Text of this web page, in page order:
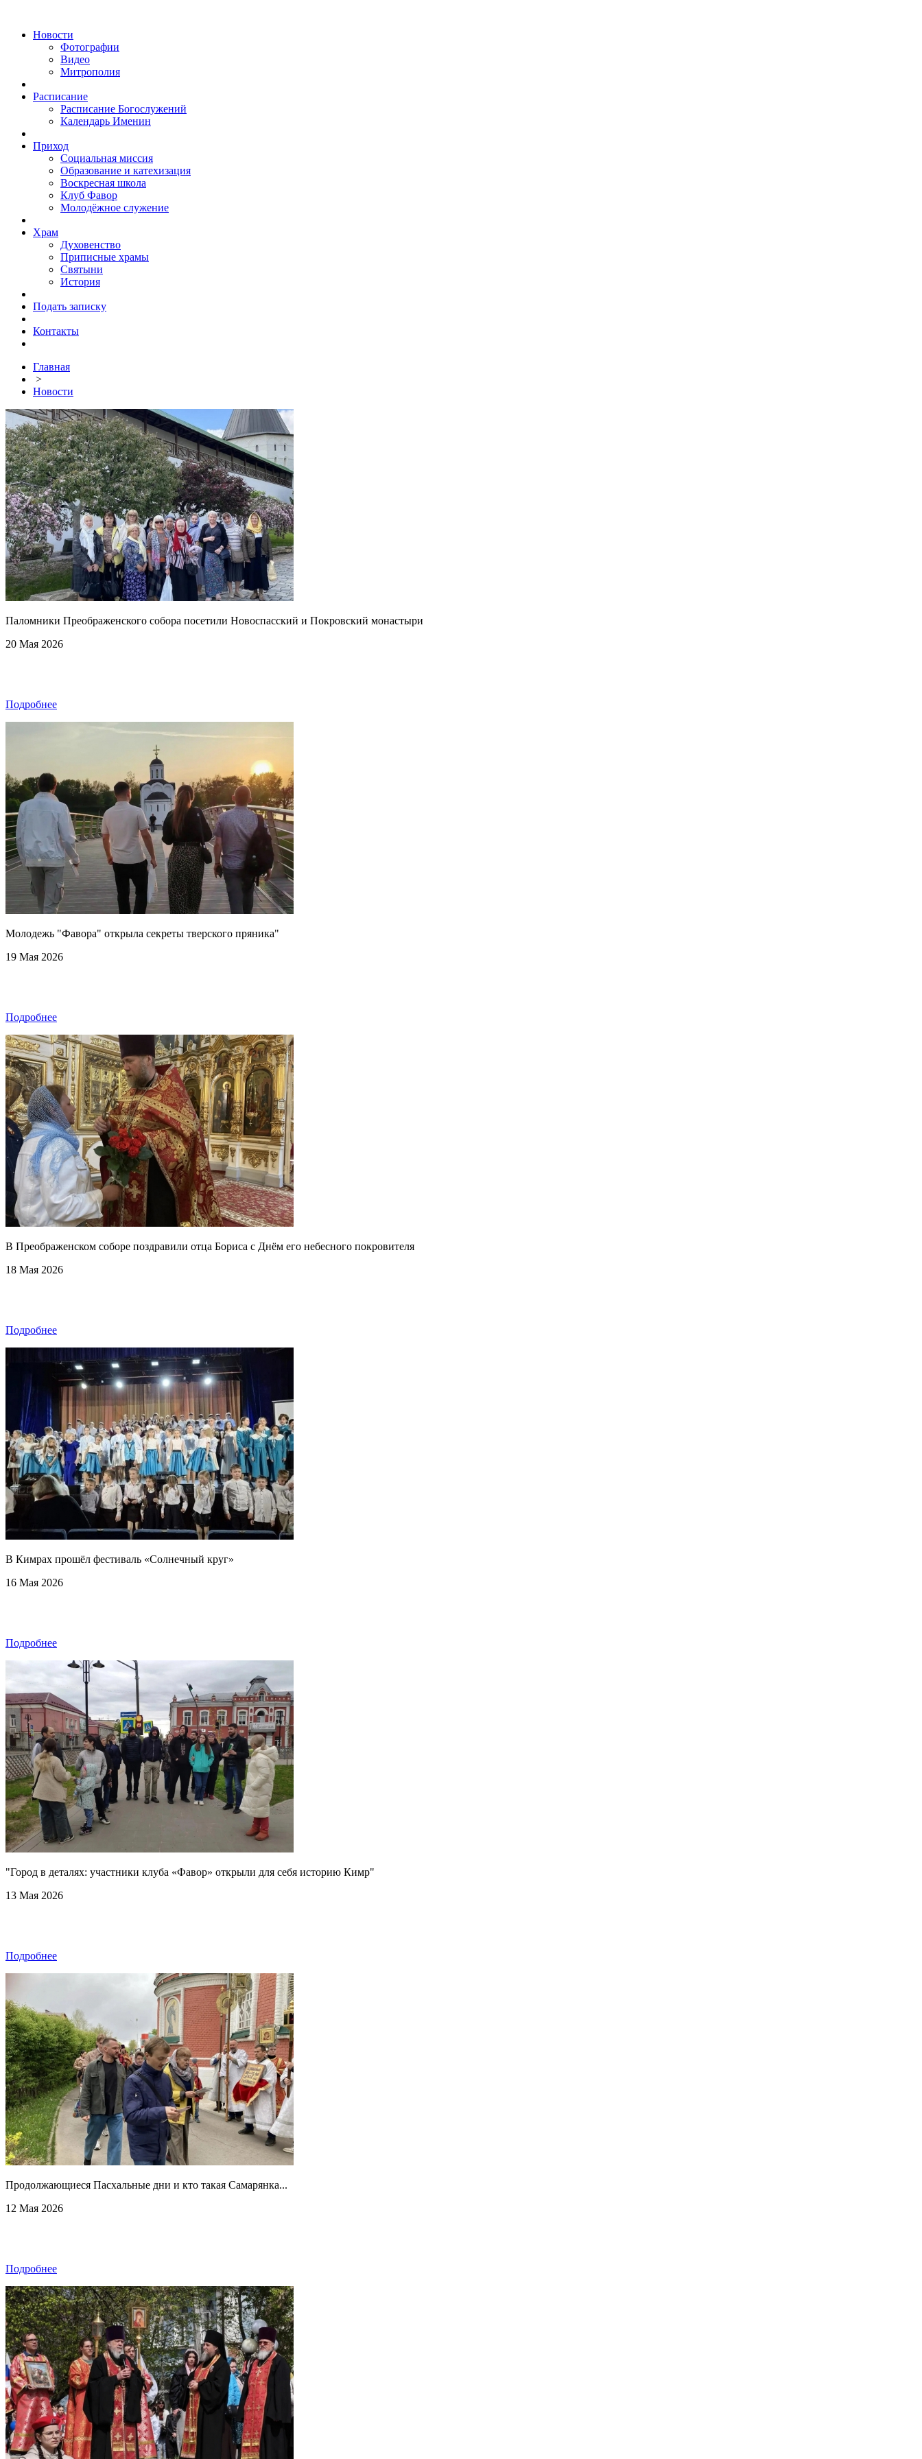
Новости
Фотографии
Видео
Митрополия
Расписание
Расписание Богослужений
Календарь Именин
Приход
Социальная миссия
Образование и катехизация
Воскресная школа
Клуб Фавор
Молодёжное служение
Храм
Духовенство
Приписные храмы
Святыни
История
Подать записку
Контакты
Главная
>
Новости
Паломники Преображенского собора посетили Новоспасский и Покровский монастыри
20 Мая 2026
Подробнее
Молодежь "Фавора" открыла секреты тверского пряника"
19 Мая 2026
Подробнее
В Преображенском соборе поздравили отца Бориса с Днём его небесного покровителя
18 Мая 2026
Подробнее
В Кимрах прошёл фестиваль «Солнечный круг»
16 Мая 2026
Подробнее
"Город в деталях: участники клуба «Фавор» открыли для себя историю Кимр"
13 Мая 2026
Подробнее
Продолжающиеся Пасхальные дни и кто такая Самарянка...
12 Мая 2026
Подробнее